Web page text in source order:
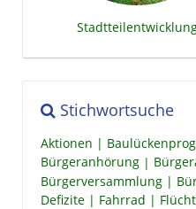
Stichwortsuche
Aktionen
Bürgeranhörung
Bürgerversammlung
Defizite
Fahrrad